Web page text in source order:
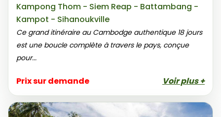
Kampong Thom - Siem Reap - Battambang -
Kampot - Sihanoukville
Ce grand itinéraire au Cambodge authentique 18 jours
est une boucle complète à travers le pays, conçue
pour...
Prix sur demande Voir plus +